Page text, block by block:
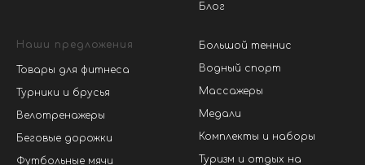
Блог
Наши предложения
Товары для фитнеса
Турники и брусья
Велотренажеры
Беговые дорожки
Футбольные мячи
Большой теннис
Водный спорт
Массажеры
Медали
Комплекты и наборы
Туризм и отдых на